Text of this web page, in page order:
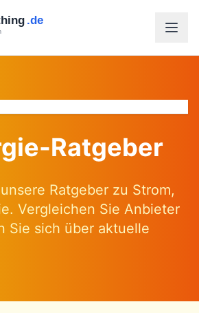
Ratgeber
Ratgeber zu Strom,
Vergleichen Sie Anbieter
Sie sich über aktuelle